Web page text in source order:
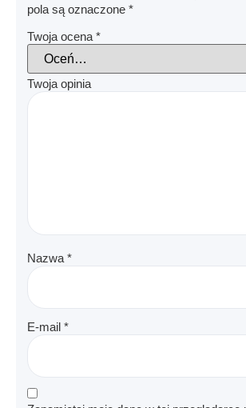
pola są oznaczone *
Twoja ocena *
Twoja opinia
Nazwa *
E-mail *